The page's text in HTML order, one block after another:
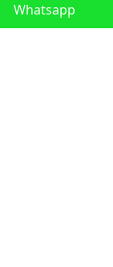
Whatsapp